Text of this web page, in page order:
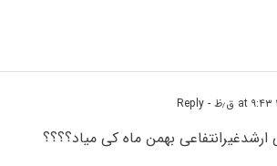
- Reply
بهمن ماه کی میاد؟؟؟؟